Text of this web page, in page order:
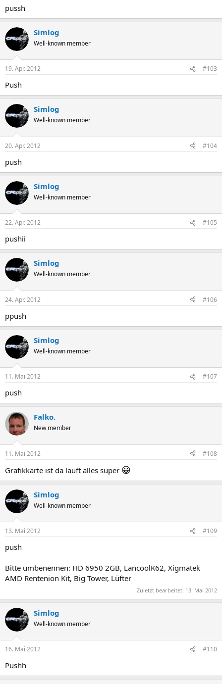
pussh
Simlog
Well-known member
19. Apr. 2012 #103
Push
Simlog
Well-known member
20. Apr. 2012 #104
push
Simlog
Well-known member
22. Apr. 2012 #105
pushii
Simlog
Well-known member
24. Apr. 2012 #106
ppush
Simlog
Well-known member
11. Mai 2012 #107
push
Falko.
New member
11. Mai 2012 #108
Grafikkarte ist da läuft alles super 😀
Simlog
Well-known member
13. Mai 2012 #109
push
Bitte umbenennen: HD 6950 2GB, LancoolK62, Xigmatek
AMD Rentenion Kit, Big Tower, Lüfter
Zuletzt bearbeitet: 13. Mai 2012
Simlog
Well-known member
16. Mai 2012 #110
Pushh